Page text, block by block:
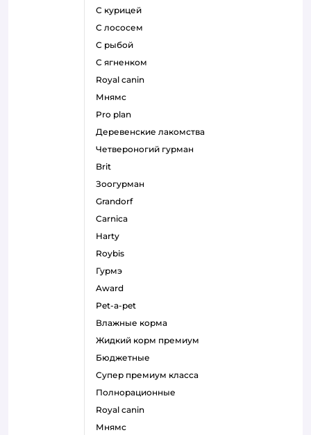
с курицей
с лососем
с рыбой
с ягненком
royal canin
мнямс
pro plan
деревенские лакомства
четвероногий гурман
brit
зоогурман
grandorf
carnica
harty
roybis
гурмэ
award
pet-a-pet
влажные корма
жидкий корм премиум
бюджетные
супер премиум класса
полнорационные
royal canin
мнямс